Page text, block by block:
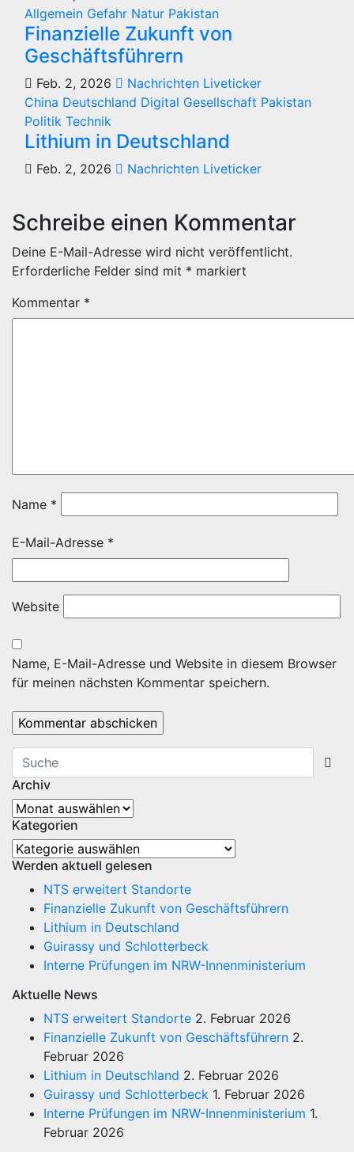
Allgemein Gefahr Natur Pakistan
Finanzielle Zukunft von
Geschäftsführern
Feb. 2, 2026
Nachrichten Liveticker
China Deutschland Digital Gesellschaft Pakistan
Politik Technik
Lithium in Deutschland
Feb. 2, 2026 Nachrichten Liveticker
Schreibe einen Kommentar
Deine E-Mail-Adresse wird nicht veröffentlicht.
Erforderliche Felder sind mit * markiert
Kommentar *
Name *
E-Mail-Adresse *
Website
Name, E-Mail-Adresse und Website in diesem Browser
für meinen nächsten Kommentar speichern.
Archiv
Archiv
Kategorien
Kategorien
Werden aktuell gelesen
NTS erweitert Standorte
Finanzielle Zukunft von Geschäftsführern
Lithium in Deutschland
Guirassy und Schlotterbeck
Interne Prüfungen im NRW-Innenministerium
Aktuelle News
NTS erweitert Standorte 2. Februar 2026
Finanzielle Zukunft von Geschäftsführern 2.
Februar 2026
Lithium in Deutschland 2. Februar 2026
Guirassy und Schlotterbeck 1. Februar 2026
Interne Prüfungen im NRW-Innenministerium 1.
Februar 2026